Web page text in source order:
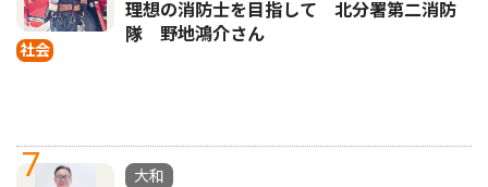
社会
理想の消防士を目指して 北分署第二消防
隊 野地鴻介さん
7
大和